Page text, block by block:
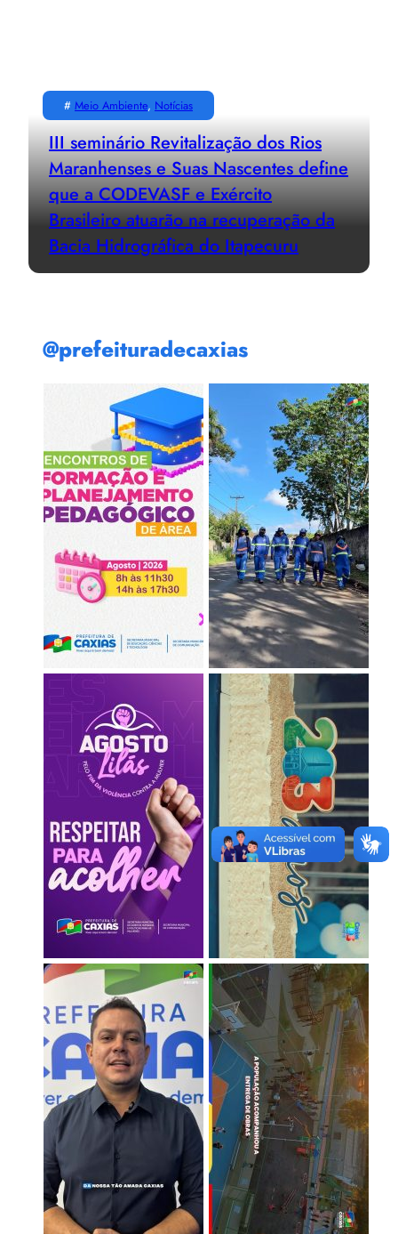
# Meio Ambiente, Notícias
III seminário Revitalização dos Rios
Maranhenses e Suas Nascentes define
que a CODEVASF e Exército
Brasileiro atuarão na recuperação da
Bacia Hidrográfica do Itapecuru
@prefeituradecaxias